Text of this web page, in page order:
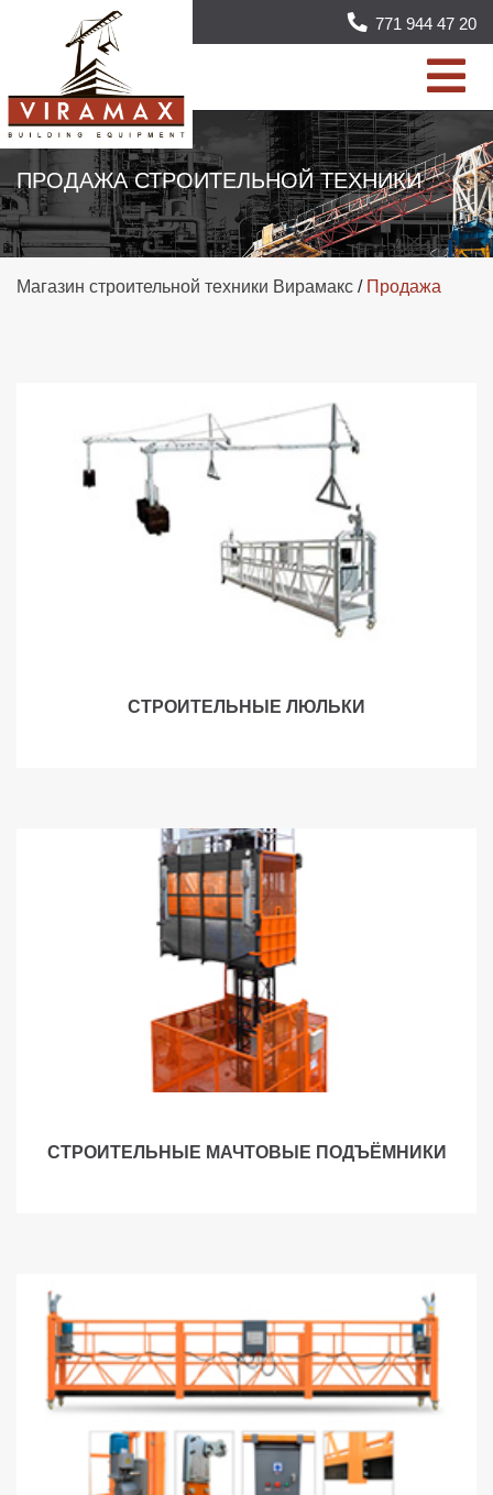
771 944 47 20
ПРОДАЖА СТРОИТЕЛЬНОЙ ТЕХНИКИ
Магазин строительной техники Вирамакс / Продажа
СТРОИТЕЛЬНЫЕ ЛЮЛЬКИ
СТРОИТЕЛЬНЫЕ МАЧТОВЫЕ ПОДЪЁМНИКИ